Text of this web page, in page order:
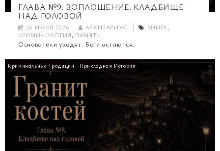
ГЛАВА №9. ВОПЛОЩЕНИЕ. КЛАДБИЩЕ
НАД ГОЛОВОЙ
26 ИЮЛЯ 2026 АРХИВАРИУС КНИГА,
КРИМИНОЛОГИЯ, ПАМЯТЬ
Основатели уходят. Боги остаются.
Криминальные Традиции Прикладная История